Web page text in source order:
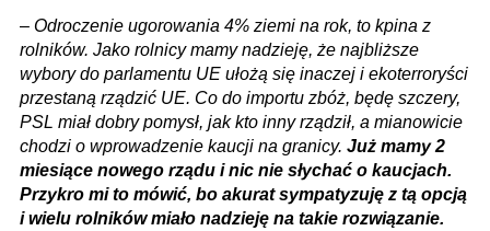
– Odroczenie ugorowania 4% ziemi na rok, to kpina z
rolników. Jako rolnicy mamy nadzieję, że najbliższe
wybory do parlamentu UE ułożą się inaczej i ekoterroryści
przestaną rządzić UE. Co do importu zbóż, będę szczery,
PSL miał dobry pomysł, jak kto inny rządził, a mianowicie
chodzi o wprowadzenie kaucji na granicy. Już mamy 2
miesiące nowego rządu i nic nie słychać o kaucjach.
Przykro mi to mówić, bo akurat sympatyzuję z tą opcją
i wielu rolników miało nadzieję na takie rozwiązanie.